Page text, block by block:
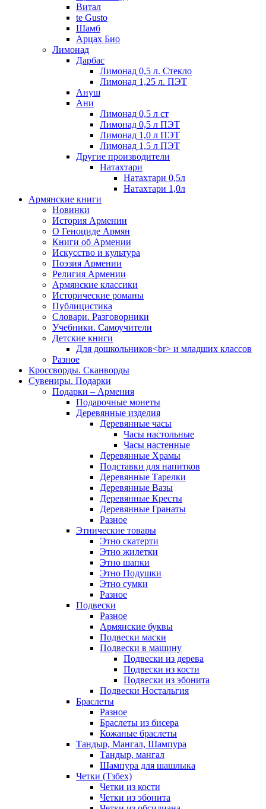
Витал
te Gusto
Шамб
Арцах Био
Лимонад
Дарбас
Лимонад 0,5 л. Стекло
Лимонад 1,25 л. ПЭТ
Ануш
Ани
Лимонад 0,5 л ст
Лимонад 0,5 л ПЭТ
Лимонад 1,0 л ПЭТ
Лимонад 1,5 л ПЭТ
Другие производители
Натахтари
Натахтари 0,5л
Натахтари 1,0л
Армянские книги
Новинки
История Армении
О Геноциде Армян
Книги об Армении
Иcкусство и культура
Поэзия Армении
Религия Армении
Армянские классики
Исторические романы
Публицистика
Словари. Разговорники
Учебники. Самоучители
Детские книги
Для дошкольников<br> и младших классов
Разное
Кроссворды. Сканворды
Сувениры. Подарки
Подарки – Армения
Подарочные монеты
Деревянные изделия
Деревянные часы
Часы настольные
Часы настенные
Деревянные Храмы
Подставки для напитков
Деревянные Тарелки
Деревянные Вазы
Деревянные Кресты
Деревянные Гранаты
Разное
Этнические товары
Этно скатерти
Этно жилетки
Этно шапки
Этно Подушки
Этно сумки
Разное
Подвески
Разное
Армянские буквы
Подвески маски
Подвески в машину
Подвески из дерева
Подвески из кости
Подвески из эбонита
Подвески Ностальгия
Браслеты
Разное
Браслеты из бисера
Кожаные браслеты
Тандыр, Мангал, Шампура
Тандыр, мангал
Шампура для шашлыка
Четки (Тзбех)
Четки из кости
Четки из эбонита